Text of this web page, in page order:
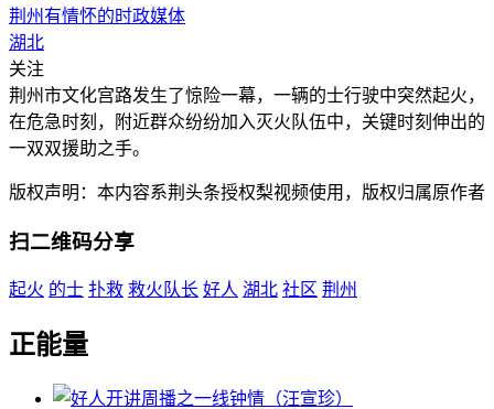
荆州有情怀的时政媒体
湖北
关注
荆州市文化宫路发生了惊险一幕，一辆的士行驶中突然起火，
在危急时刻，附近群众纷纷加入灭火队伍中，关键时刻伸出的
一双双援助之手。
版权声明：本内容系荆头条授权梨视频使用，版权归属原作者
扫二维码分享
起火 的士 扑救 救火队长 好人 湖北 社区 荆州
正能量